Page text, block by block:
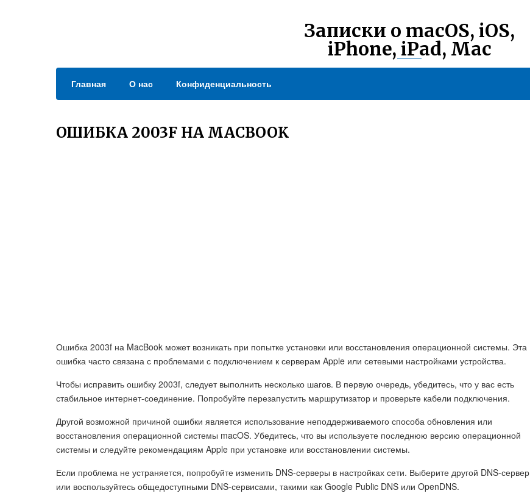
Записки о macOS, iOS,
iPhone, iPad, Mac
Главная О нас Конфиденциальность
ОШИБКА 2003F НА MACBOOK
Ошибка 2003f на MacBook может возникать при попытке установки или восстановления операционной системы. Эта
ошибка часто связана с проблемами с подключением к серверам Apple или сетевыми настройками устройства.
Чтобы исправить ошибку 2003f, следует выполнить несколько шагов. В первую очередь, убедитесь, что у вас есть
стабильное интернет-соединение. Попробуйте перезапустить маршрутизатор и проверьте кабели подключения.
Другой возможной причиной ошибки является использование неподдерживаемого способа обновления или
восстановления операционной системы macOS. Убедитесь, что вы используете последнюю версию операционной
системы и следуйте рекомендациям Apple при установке или восстановлении системы.
Если проблема не устраняется, попробуйте изменить DNS-серверы в настройках сети. Выберите другой DNS-сервер
или воспользуйтесь общедоступными DNS-сервисами, такими как Google Public DNS или OpenDNS.